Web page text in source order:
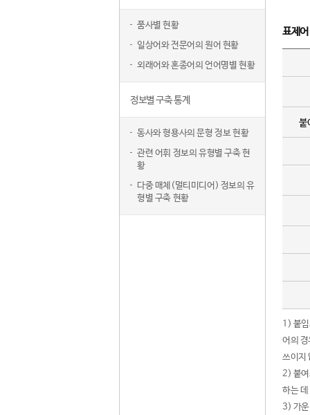
품사별 현황
일상어와 전문어의 원어 현황
외래어와 혼종어의 언어명별 현황
정보별 구축 통계
동사와 형용사의 문형 정보 현황
관련 어휘 정보의 유형별 구축 현
황
다중 매체(멀티미디어) 정보의 유
형별 구축 현황
표제
붙
1) 붙
어의
쓰이지
2) 붙여
하는
3) 가운